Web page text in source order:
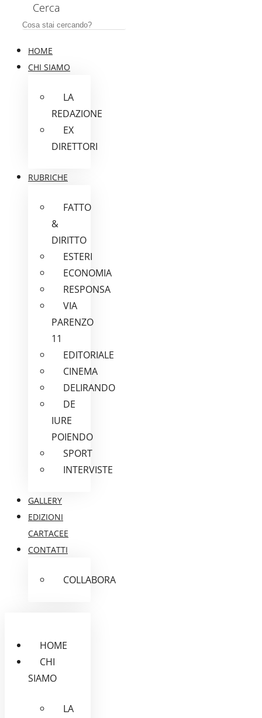
Cerca
HOME
CHI SIAMO
LA
REDAZIONE
EX
DIRETTORI
RUBRICHE
FATTO
&
DIRITTO
ESTERI
ECONOMIA
RESPONSA
VIA
PARENZO
11
EDITORIALE
CINEMA
DELIRANDO
DE
IURE
POIENDO
SPORT
INTERVISTE
GALLERY
EDIZIONI
CARTACEE
CONTATTI
COLLABORA
HOME
CHI
SIAMO
LA